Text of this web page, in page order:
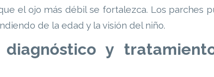
el ojo más débil se fortalezca. Los parches
de la edad y la visión del niño.
y